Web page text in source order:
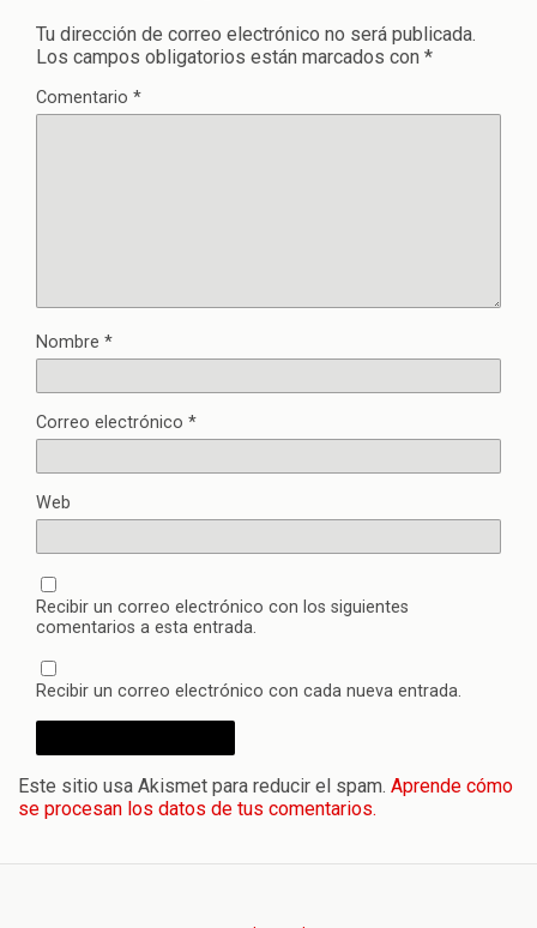
Tu dirección de correo electrónico no será publicada.
Los campos obligatorios están marcados con *
Comentario *
Nombre *
Correo electrónico *
Web
Recibir un correo electrónico con los siguientes
comentarios a esta entrada.
Recibir un correo electrónico con cada nueva entrada.
Este sitio usa Akismet para reducir el spam. Aprende cómo
se procesan los datos de tus comentarios.